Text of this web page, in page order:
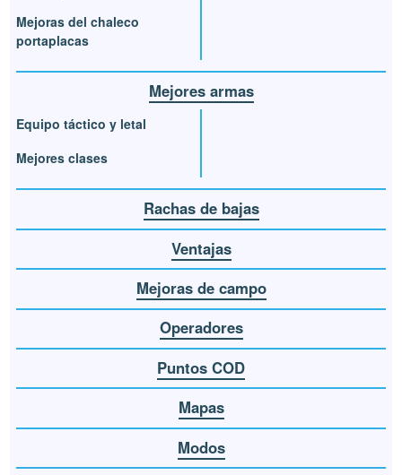
Mejoras del chaleco
portaplacas
Mejores armas
Equipo táctico y letal
Mejores clases
Rachas de bajas
Ventajas
Mejoras de campo
Operadores
Puntos COD
Mapas
Modos